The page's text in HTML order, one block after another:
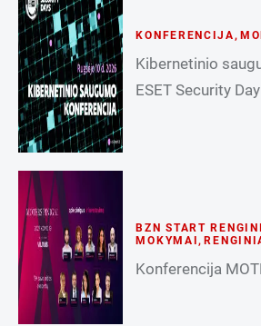
KONFERENCIJA ,
Kibernetinio
ESET Security Day
BZN START
MOKYMAI ,
Konferencija